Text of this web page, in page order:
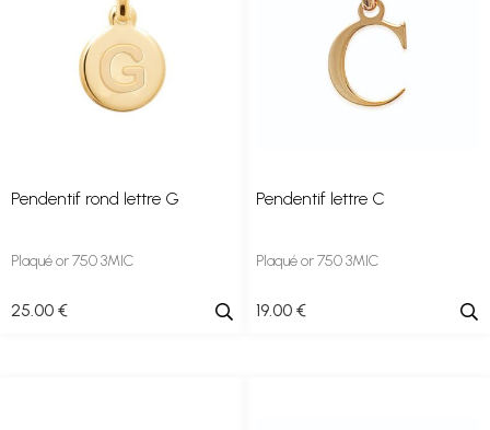
Pendentif rond lettre G
Plaqué or 750 3MIC
25.00 €
Pendentif lettre C
Plaqué or 750 3MIC
19.00 €